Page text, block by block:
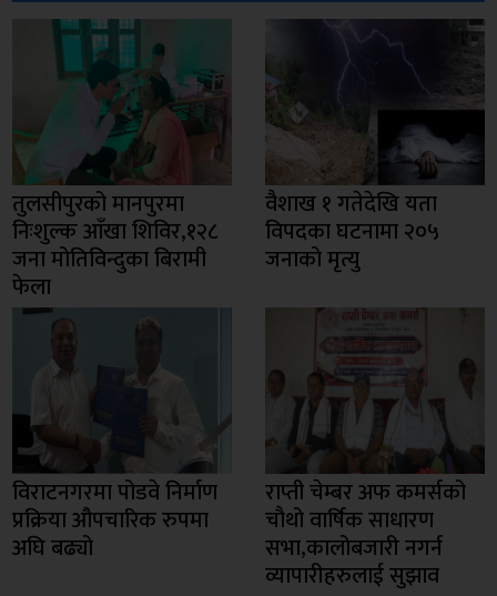
तुलसीपुरको मानपुरमा
निःशुल्क आँखा शिविर,१२८
जना मोतिविन्दुका बिरामी
फेला
वैशाख १ गतेदेखि यता
विपदका घटनामा २०५
जनाको मृत्यु
विराटनगरमा पोडवे निर्माण
प्रक्रिया औपचारिक रुपमा
अघि बढ्यो
राप्ती चेम्बर अफ कमर्सको
चाैथो वार्षिक साधारण
सभा,कालोबजारी नगर्न
व्यापारीहरुलाई सुझाव